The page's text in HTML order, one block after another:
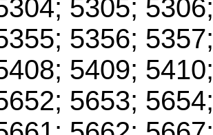
5305;
5356;
5409;
5653;